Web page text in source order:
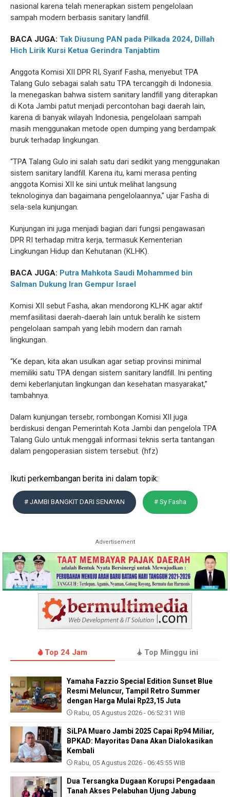
nasional karena telah menerapkan sistem pengelolaan
sampah modern berbasis sanitary landfill.
BACA JUGA: Tak Diusung PAN pada Pilkada 2024, Dillah
Hich Lirik Kursi Ketua Gerindra Tanjabtim
Anggota Komisi XII DPR RI, Syarif Fasha, menyebut TPA
Talang Gulo sebagai salah satu TPA tercanggih di Indonesia.
Ia menegaskan bahwa sistem sanitary landfill yang diterapkan
di Kota Jambi patut menjadi percontohan bagi daerah lain,
karena di banyak wilayah Indonesia, pengelolaan sampah
masih menggunakan metode open dumping yang berdampak
buruk terhadap lingkungan.
“TPA Talang Gulo ini salah satu dari sedikit yang menggunakan
sistem sanitary landfill. Karena itu, kami merasa penting
anggota Komisi XII ke sini untuk melihat langsung
teknologinya dan bagaimana pengelolaannya,” ujar Fasha di
sela-sela kunjungan.
Kunjungan ini juga menjadi bagian dari fungsi pengawasan
DPR RI terhadap mitra kerja, termasuk Kementerian
Lingkungan Hidup dan Kehutanan (KLHK).
BACA JUGA: Putra Mahkota Saudi Mohammed bin
Salman Dukung Iran Gempur Israel
Komisi XII sebut Fasha, akan mendorong KLHK agar aktif
memfasilitasi daerah-daerah lain untuk beralih ke sistem
pengelolaan sampah yang lebih modern dan ramah
lingkungan.
“Ke depan, kita akan usulkan agar setiap provinsi minimal
memiliki satu TPA dengan sistem sanitary landfill. Ini penting
demi keberlanjutan lingkungan dan kesehatan masyarakat,”
tambahnya.
Dalam kunjungan tersebr, rombongan Komisi XII juga
berdiskusi dengan Pemerintah Kota Jambi dan pengelola TPA
Talang Gulo untuk menggali informasi teknis serta tantangan
dalam pengoperasian sistem tersebut. (hfz)
Ikuti perkembangan berita ini dalam topik:
# JAMBI BANGKIT DARI SENAYAN # Sy Fasha
Advertisement
Top 24 Jam Top Minggu ini
Yamaha Fazzio Special Edition Sunset Blue
Resmi Meluncur, Tampil Retro Summer
dengan Harga Mulai Rp23,15 Juta
Rabu, 05 Agustus 2026 - 06:52:31 WIB
SiLPA Muaro Jambi 2025 Capai Rp94 Miliar,
BPKAD: Mayoritas Dana Akan Dialokasikan
Kembali
Rabu, 05 Agustus 2026 - 06:45:55 WIB
Dua Tersangka Dugaan Korupsi Pengadaan
Tanah Akses Pelabuhan Ujung Jabung